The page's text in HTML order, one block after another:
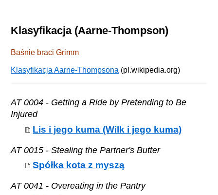
Klasyfikacja (Aarne-Thompson)
Baśnie braci Grimm
Klasyfikacja Aarne-Thompsona (pl.wikipedia.org)
AT 0004 - Getting a Ride by Pretending to Be
Injured
Lis i jego kuma (Wilk i jego kuma)
AT 0015 - Stealing the Partner's Butter
Spółka kota z myszą
AT 0041 - Overeating in the Pantry